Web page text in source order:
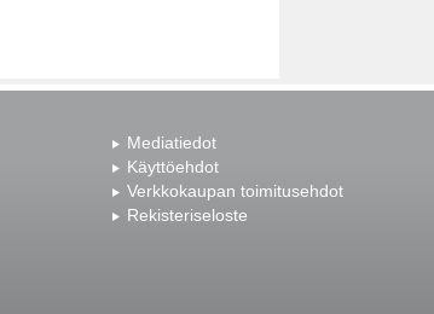
Mediatiedot
Käyttöehdot
Verkkokaupan toimitusehdot
Rekisteriseloste